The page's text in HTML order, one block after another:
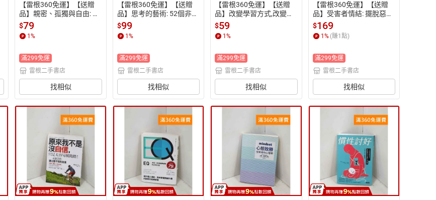
【雷根360免運】【送贈
品】親密、孤獨與自由: 關
於人生的25道習題 #八成
新【P-R2805】
$79
1%
滿299免運
雷根二手書店
找相似
【雷根360免運】【送贈
品】思考的藝術: 52個非受
迫性思考錯誤 #八成新【P
-R2802】
$99
1%
滿299免運
雷根二手書店
找相似
【雷根360免運】【送贈
品】改變學習方式,改變一
生: 陳光邏輯式超強記憶法
#八成新【P-R2798】
$59
1%
滿299免運
雷根二手書店
找相似
【雷根360免運】【送贈
品】受害者情結: 擺脫惡性
糾葛的人際關係,重新找回
完整的自己 #八成新【P-R
2789】
$169
1% (賺1點)
滿299免運
雷根二手書店
找相似